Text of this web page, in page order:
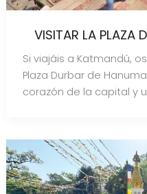
VISITAR LA PLAZA
Si viajáis a Katmandú,
Plaza Durbar de
corazón de la capital y